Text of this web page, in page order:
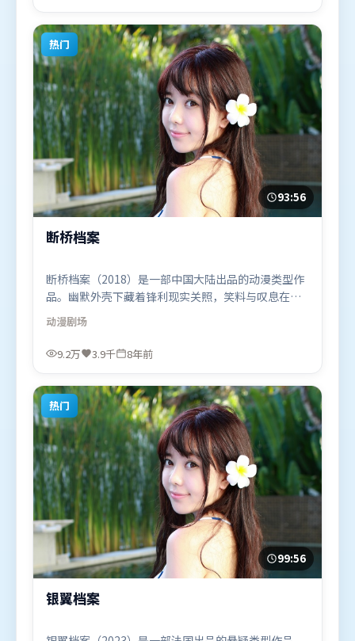
部分地区首映上线，适合喜欢喜剧题材的观众观看。
热门
93:56
断桥档案
断桥档案（2018）是一部中国大陆出品的动漫类型作
品。幽默外壳下藏着锋利现实关照，笑料与叹息在同
一场景里并存。类型元素被重新组合，既致敬经典也
尝试突破套路。由文牧野执导，托尼·贾、阿米尔·
汗、易烊千玺，弗洛伦丝·皮尤、白宇、全智贤等联
地区首映上线，适合喜欢动漫题材的观众观看。
动漫剧场
9.2万 3.9千 8年前
热门
99:56
银翼档案